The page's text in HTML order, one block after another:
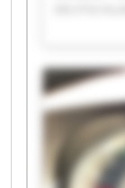
K.
K.
K.
K.
K.